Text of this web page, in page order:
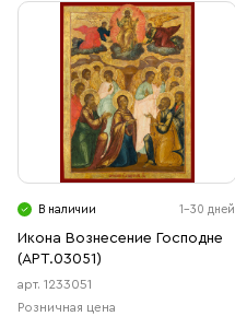
В наличии 1-30 дней
Икона Вознесение Господне
(АРТ.03051)
арт. 1233051
Розничная цена